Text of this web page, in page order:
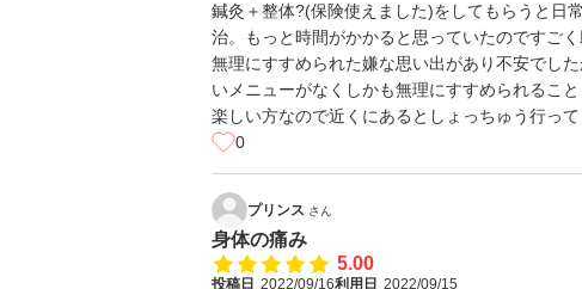
鍼灸＋整体?(保険使えました)をしてもらうと日
治。もっと時間がかかると思っていたのですご
無理にすすめられた嫌な思い出があり不安でし
いメニューがなくしかも無理にすすめられるこ
楽しい方なので近くにあるとしょっちゅう行って
0
プリンス さん
身体の痛み
5.00
投稿日 2022/09/16利用日 2022/09/15